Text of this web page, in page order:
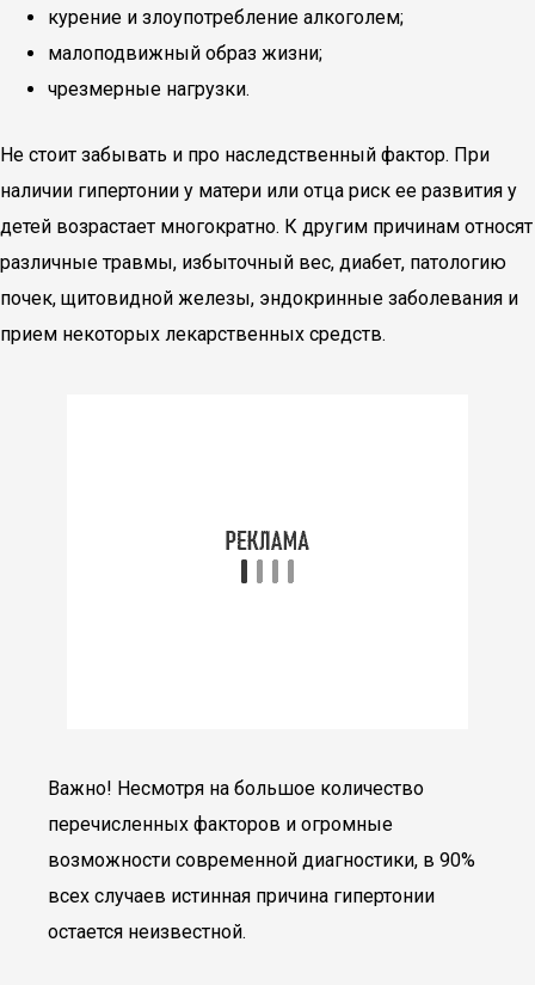
курение и злоупотребление алкоголем;
малоподвижный образ жизни;
чрезмерные нагрузки.
Не стоит забывать и про наследственный фактор. При
наличии гипертонии у матери или отца риск ее развития у
детей возрастает многократно. К другим причинам относят
различные травмы, избыточный вес, диабет, патологию
почек, щитовидной железы, эндокринные заболевания и
прием некоторых лекарственных средств.
Важно! Несмотря на большое количество
перечисленных факторов и огромные
возможности современной диагностики, в 90%
всех случаев истинная причина гипертонии
остается неизвестной.